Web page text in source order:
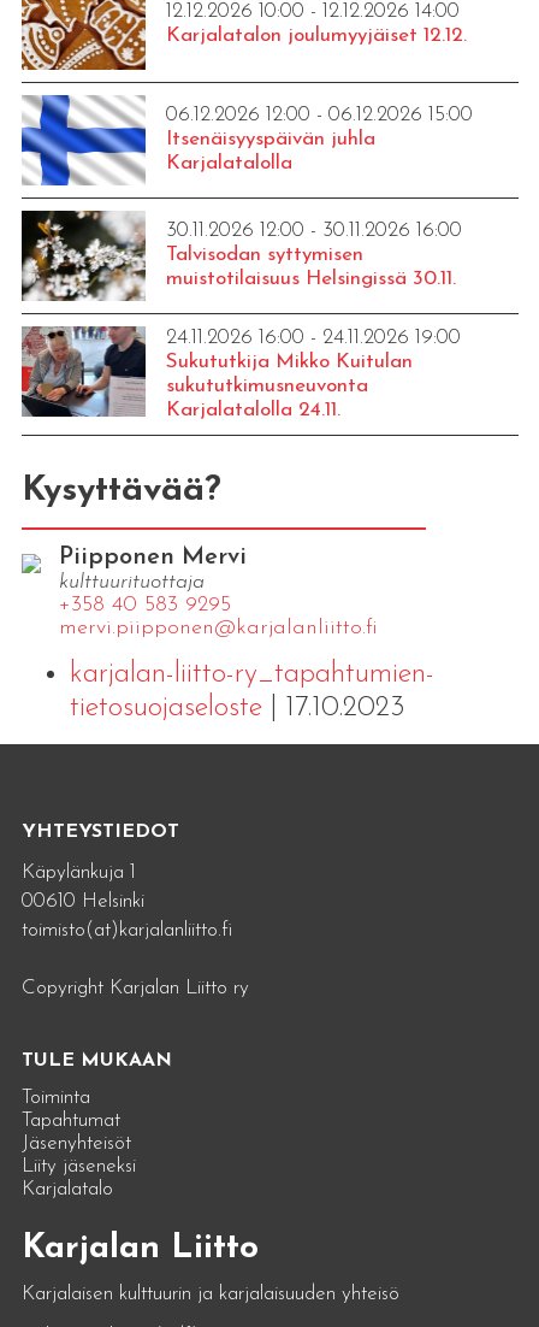
12.12.2026 10:00 - 12.12.2026 14:00
Karjalatalon joulumyyjäiset 12.12.
06.12.2026 12:00 - 06.12.2026 15:00
Itsenäisyyspäivän juhla
Karjalatalolla
30.11.2026 12:00 - 30.11.2026 16:00
Talvisodan syttymisen
muistotilaisuus Helsingissä 30.11.
24.11.2026 16:00 - 24.11.2026 19:00
Sukututkija Mikko Kuitulan
sukututkimusneuvonta
Karjalatalolla 24.11.
Kysyttävää?
Piipponen Mervi
kulttuurituottaja
+358 40 583 9295
mervi.​piipponen@​kar​jala​nlii​tto.​fi
karjalan-liitto-ry_tapahtumien-
tietosuojaseloste| 17.10.2023
YHTEYSTIEDOT
Käpylänkuja 1
00610 Helsinki
toimisto(at)karjalanliitto.fi
Copyright Karjalan Liitto ry
TULE MUKAAN
Toiminta
Tapahtumat
Jäsenyhteisöt
Liity jäseneksi
Karjalatalo
Karjalan Liitto
Karjalaisen kulttuurin ja karjalaisuuden yhteisö